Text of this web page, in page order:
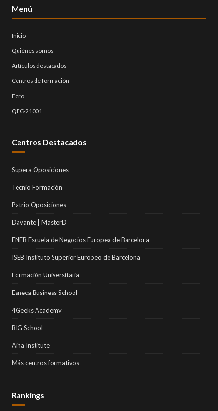
Menú
Inicio
Quiénes somos
Artículos destacados
Centros de formación
Foro
QEC-21001
Centros Destacados
Supera Oposiciones
Tecnio Formación
Patrio Oposiciones
Davante | MasterD
ENEB Escuela de Negocios Europea de Barcelona
ISEB Instituto Superior Europeo de Barcelona
Formación Universitaria
Esneca Business School
4Geeks Academy
BIG School
Aina Institute
Más centros formativos
Rankings